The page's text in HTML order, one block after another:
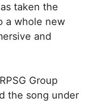
taken the
a whole new
and
Group
the song under